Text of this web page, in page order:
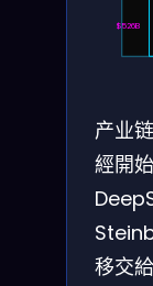
$526B
产业
經開
移交